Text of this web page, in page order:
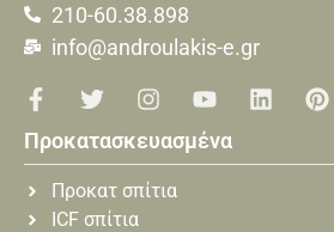
210-60.38.898
info@androulakis-e.gr
Προκατασκευασμένα
Προκατ σπίτια
ICF σπίτια